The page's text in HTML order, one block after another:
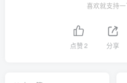
喜欢就支持
点赞2 分享